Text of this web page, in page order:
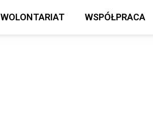
WOLONTARIAT WSPÓŁPRACA